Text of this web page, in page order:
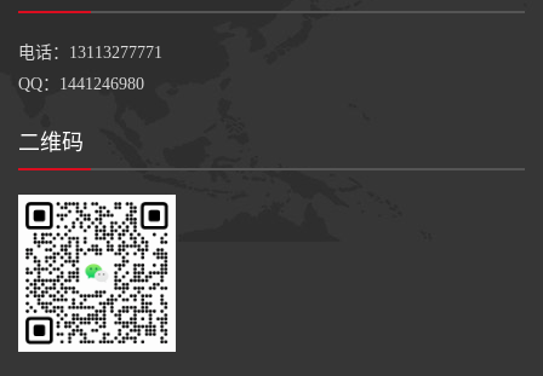
电话：13113277771
QQ：1441246980
二维码